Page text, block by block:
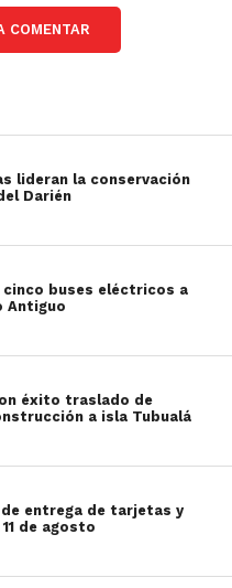
COMENTAR
lideran la conservación
Darién
cinco buses eléctricos a
Antiguo
éxito traslado de
a isla Tubualá
de entrega de tarjetas y
de agosto